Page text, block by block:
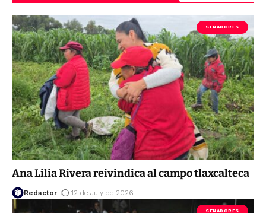
SENADORES
Ana Lilia Rivera reivindica al campo tlaxcalteca
Redactor 12 de July de 2026
SENADORES